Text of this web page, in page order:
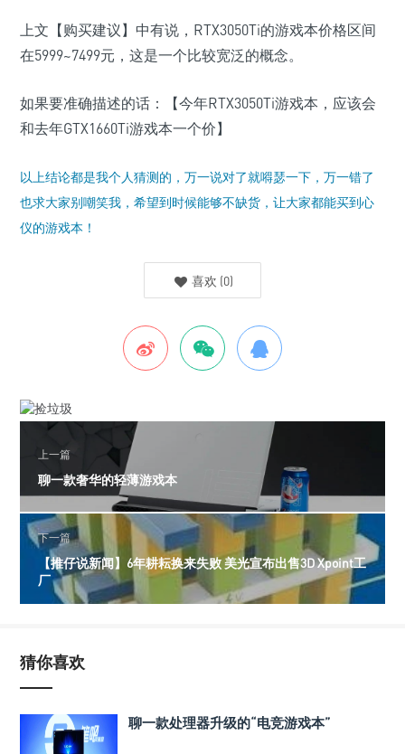
上文【购买建议】中有说，RTX3050Ti的游戏本价格区间
在5999~7499元，这是一个比较宽泛的概念。
如果要准确描述的话：【今年RTX3050Ti游戏本，应该会
和去年GTX1660Ti游戏本一个价】
以上结论都是我个人猜测的，万一说对了就嘚瑟一下，万一错了
也求大家别嘲笑我，希望到时候能够不缺货，让大家都能买到心
仪的游戏本！
喜欢 (0)
上一篇
聊一款奢华的轻薄游戏本
下一篇
【推仔说新闻】6年耕耘换来失败 美光宣布出售3D Xpoint工
厂
猜你喜欢
聊一款处理器升级的“电竞游戏本”